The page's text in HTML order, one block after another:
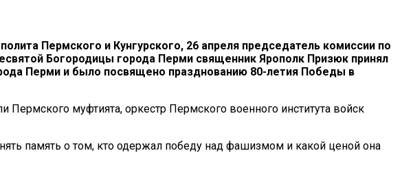
Пермского и Кунгурского, 26 апреля председатель комиссии по
Богородицы города Перми священник Ярополк Призюк принял
Перми и было посвящено празднованию 80-летия Победы в
Пермского муфтията, оркестр Пермского военного института войск
память о том, кто одержал победу над фашизмом и какой ценой она